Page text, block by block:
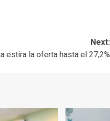
Next:
estira la oferta hasta el 27,2%